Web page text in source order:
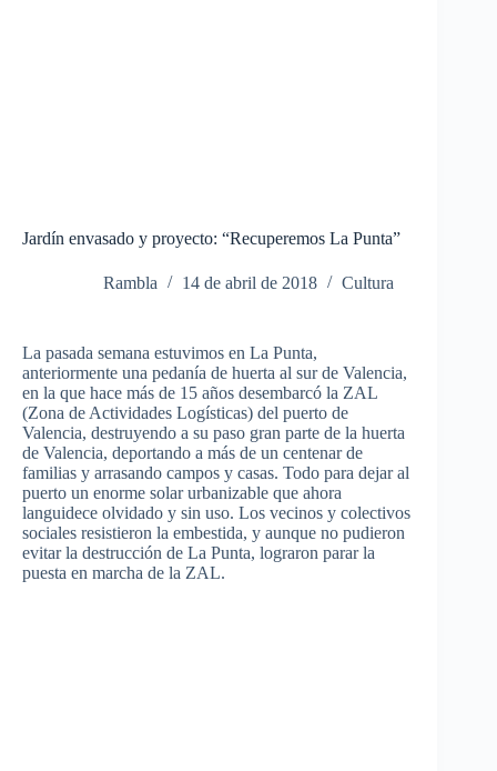
Jardín envasado y proyecto: “Recuperemos La Punta”
Rambla 14 de abril de 2018 Cultura
La pasada semana estuvimos en La Punta,
anteriormente una pedanía de huerta al sur de Valencia,
en la que hace más de 15 años desembarcó la ZAL
(Zona de Actividades Logísticas) del puerto de
Valencia, destruyendo a su paso gran parte de la huerta
de Valencia, deportando a más de un centenar de
familias y arrasando campos y casas. Todo para dejar al
puerto un enorme solar urbanizable que ahora
languidece olvidado y sin uso. Los vecinos y colectivos
sociales resistieron la embestida, y aunque no pudieron
evitar la destrucción de La Punta, lograron parar la
puesta en marcha de la ZAL.